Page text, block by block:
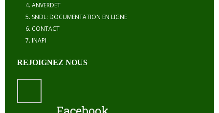
ANVERDET
SNDL: DOCUMENTATION EN LIGNE
CONTACT
INAPI
REJOIGNEZ NOUS